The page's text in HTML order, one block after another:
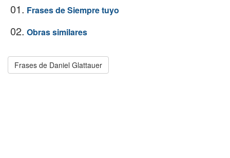
01. Frases de Siempre tuyo
02. Obras similares
Frases de Daniel Glattauer